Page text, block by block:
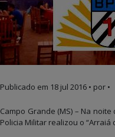
Publicado em 18 jul 2016 • por •
Campo Grande (MS) – Na
Policia Militar realizou o “Arraiá